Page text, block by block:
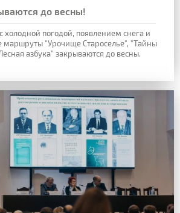
до весны!
холодной погодой, появлением снега и
маршруты "Урочище Староселье", "Тайны
азбука" закрываются до весны.